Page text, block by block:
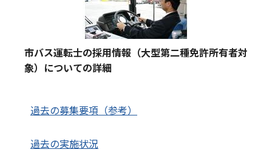
市バス運転士の採用情報（大型第二種免許所有者対
象）についての詳細
過去の募集要項（参考）
過去の実施状況